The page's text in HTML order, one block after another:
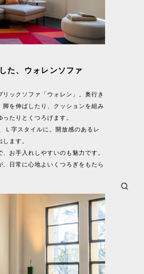
た、ウォレンソファ
ックソファ「ウォレン」。奥行き
を伸ばしたり、クッションを組み
たりとくつろげます。
Ｌ字スタイルに。開放感のあるレ
ます。
お手入れしやすいのも魅力です。
日常に心地よいくつろぎをもたら